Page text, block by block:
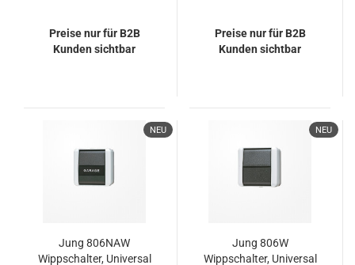
Preise nur für B2B
Kunden sichtbar
Preise nur für B2B
Kunden sichtbar
NEU
Jung 806NAW
Wippschalter, Universal
NEU
Jung 806W
Wippschalter, Universal